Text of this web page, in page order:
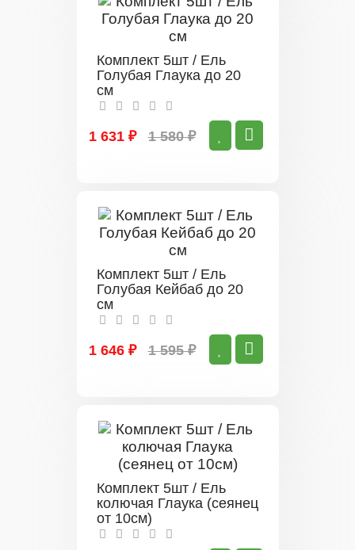
Комплект 5шт / Ель
Голубая Глаука до 20
см
1 631 ₽ 1 580 ₽
Комплект 5шт / Ель
Голубая Кейбаб до 20
см
1 646 ₽ 1 595 ₽
Комплект 5шт / Ель
колючая Глаука (сеянец
от 10см)